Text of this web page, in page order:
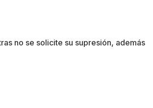
no se solicite su supresión, además